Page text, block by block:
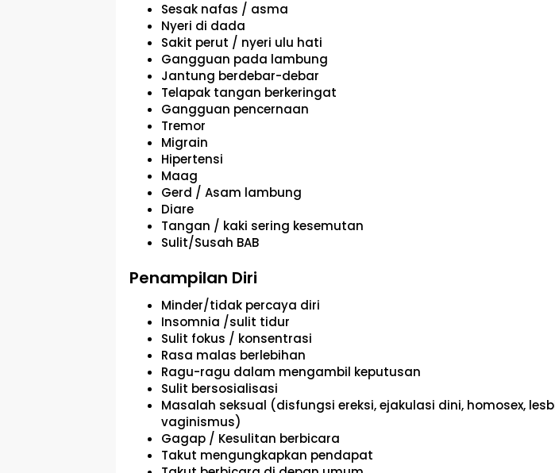
Sesak nafas / asma
Nyeri di dada
Sakit perut / nyeri ulu hati
Gangguan pada lambung
Jantung berdebar-debar
Telapak tangan berkeringat
Gangguan pencernaan
Tremor
Migrain
Hipertensi
Maag
Gerd / Asam lambung
Diare
Tangan / kaki sering kesemutan
Sulit/Susah BAB
Penampilan Diri
Minder/tidak percaya diri
Insomnia /sulit tidur
Sulit fokus / konsentrasi
Rasa malas berlebihan
Ragu-ragu dalam mengambil keputusan
Sulit bersosialisasi
Masalah seksual (disfungsi ereksi, ejakulasi dini, homosex,
vaginismus)
Gagap / Kesulitan berbicara
Takut mengungkapkan pendapat